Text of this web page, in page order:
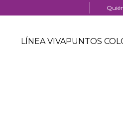
Header
Menú
LÍNEA VIVAPUNTOS